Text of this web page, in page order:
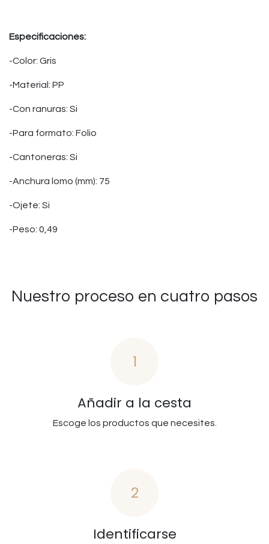
Especificaciones:
-Color: Gris
-Material: PP
-Con ranuras: Si
-Para formato: Folio
-Cantoneras: Si
-Anchura lomo (mm): 75
-Ojete: Si
-Peso: 0,49
Nuestro proceso en cuatro pasos
1
Añadir a la cesta
Escoge los productos que necesites.
2
Identificarse